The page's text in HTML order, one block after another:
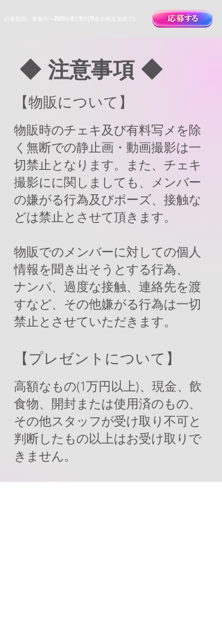
​応募期間：募集中〜2026年8月9日(15名合格次第終了)
◆ 注意事項 ◆
【物販について】
物販時のチェキ及び有料写メを除
く無断での静止画・動画撮影は一
切禁止となります。また、チェキ
撮影にに関しましても、メンバー
の嫌がる行為及びポーズ、接触な
どは禁止とさせて頂きます。
物販でのメンバーに対しての個人
情報を聞き出そうとする行為、
ナンパ、過度な接触、連絡先を渡
すなど、その他嫌がる行為は一切
禁止とさせていただきます。
【プレゼントについて】
高額なもの(1万円以上)、現金、飲
食物、開封または使用済のもの、
その他スタッフが受け取り不可と
判断したもの以上はお受け取りで
きません。